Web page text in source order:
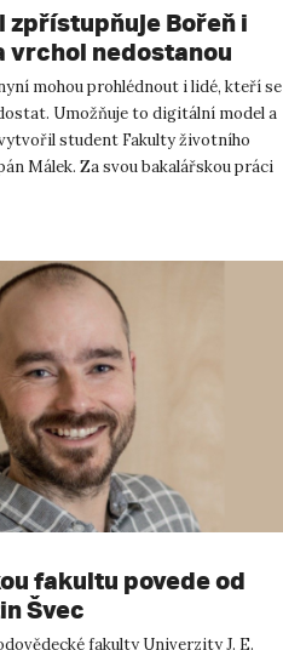
zpřístupňuje Bořeň i
vrchol nedostanou
mohou prohlédnout i lidé, kteří se
Umožňuje to digitální model a
student Fakulty životního
Málek. Za svou bakalářskou práci
fakultu povede od
Švec
fakulty Univerzity J. E.